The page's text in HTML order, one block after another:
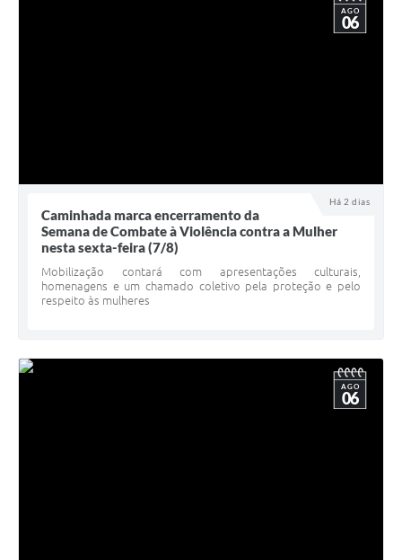
Há 2 dias
AGO
06
Caminhada marca encerramento da
Semana de Combate à Violência contra a Mulher
nesta sexta-feira (7/8)
Mobilização contará com apresentações culturais,
homenagens e um chamado coletivo pela proteção e pelo
respeito às mulheres
AGO
06